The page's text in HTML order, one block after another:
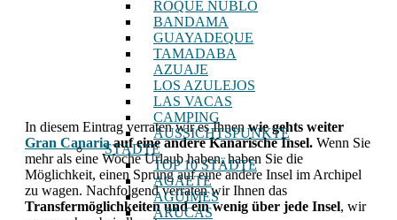
ROQUE NUBLO
BANDAMA
GUAYADEQUE
TAMADABA
AZUAJE
LOS AZULEJOS
LAS VACAS
CAMPING
AUSSICHTSPUNKTE
STÄDTE
TOP 10 STÄDTE
AGAETE
AGÜIMES
ARUCAS
In diesem Eintrag verraten wir es Ihnenwie gehts weiter
Gran Canariaauf eine andere Kanarische Insel. Wenn Sie
mehr als eine Woche Urlaub haben, haben Sie die
Möglichkeit, einen Sprung auf eine andere Insel im Archipel
zu wagen. Nachfolgend verraten wir Ihnen das
Transfermöglichkeiten und ein wenig über jede Insel, wir